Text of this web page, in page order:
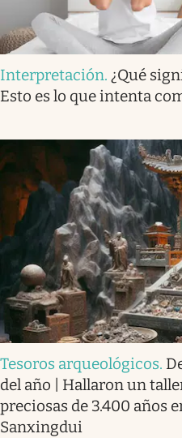
Interpretación. ¿Qué
Esto es lo que intenta
Tesoros arqueológicos.
del año | Hallaron un
preciosas de 3.400 años
Sanxingdui